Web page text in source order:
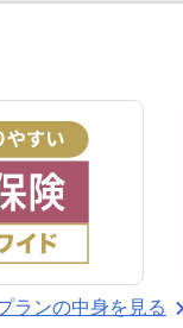
ランの中身を見る